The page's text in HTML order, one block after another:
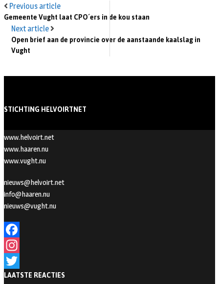
Previous article
Gemeente Vught laat CPO´ers in de kou staan
Next article
Open brief aan de provincie over de aanstaande kaalslag in
Vught
STICHTING HELVOIRTNET
www.helvoirt.net
www.haaren.nu
www.vught.nu
nieuws@helvoirt.net
info@haaren.nu
nieuws@vught.nu
F
a
c
n
T
LAATSTE REACTIES